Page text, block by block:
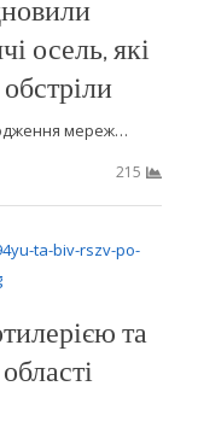
осель, які
мереж…
215
та